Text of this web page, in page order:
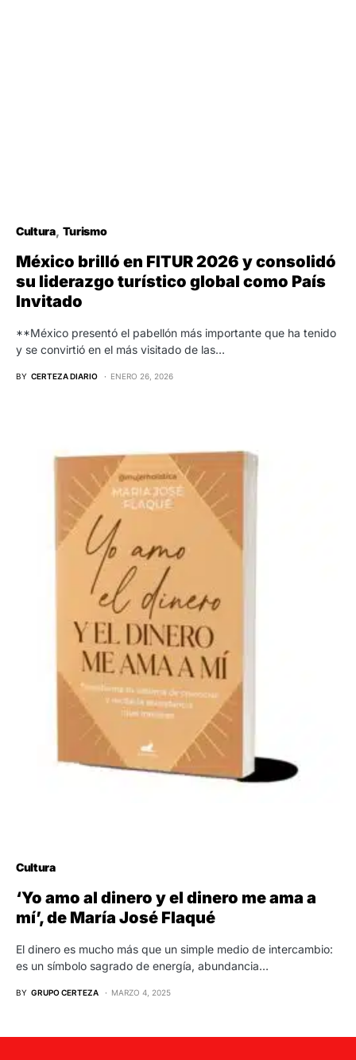
Cultura Turismo
México brilló en FITUR 2026 y consolidó
su liderazgo turístico global como País
Invitado
**México presentó el pabellón más importante que ha tenido
y se convirtió en el más visitado de las…
BY CERTEZA DIARIO ENERO 26, 2026
Cultura
‘Yo amo al dinero y el dinero me ama a
mí’, de María José Flaqué
El dinero es mucho más que un simple medio de intercambio:
es un símbolo sagrado de energía, abundancia…
BY GRUPO CERTEZA MARZO 4, 2025